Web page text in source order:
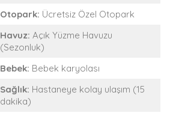
Otopark: Ücretsiz Özel Otopark
Havuz: Açık Yüzme Havuzu
(Sezonluk)
Bebek: Bebek karyolası
Sağlık: Hastaneye kolay ulaşım (15
dakika)